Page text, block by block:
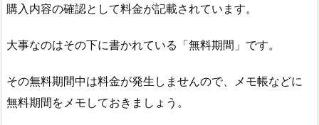
購入内容の確認として料金が記載されています。
大事なのはその下に書かれている「無料期間」です。
その無料期間中は料金が発生しませんので、メモ帳などに
無料期間をメモしておきましょう。